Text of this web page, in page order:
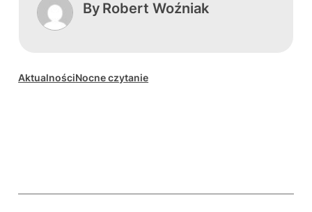
By Robert Woźniak
AktualnościNocne czytanie